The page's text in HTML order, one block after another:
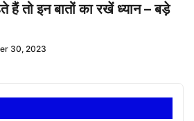
हैं तो इन बातों का रखें ध्यान – बड़े
30, 2023